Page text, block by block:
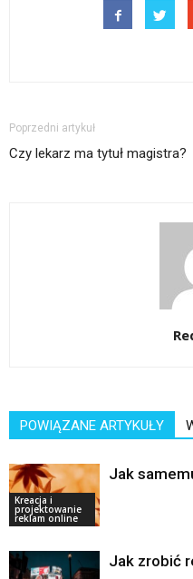
Poprzedni artykuł
Czy lekarz ma tytuł magistra?
POWIĄZANE ARTYKUŁY
Kreacja i
projektowanie
reklam online
Jak
Jak zrobić